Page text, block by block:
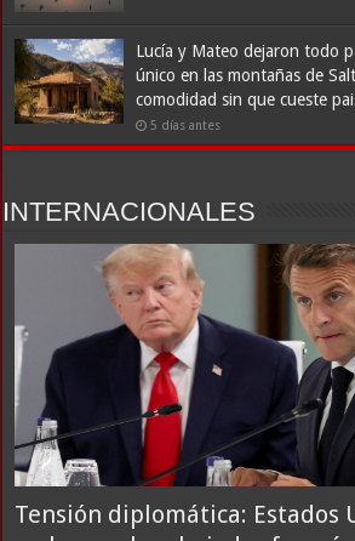
Lucía y Mateo dejaron todo
único en las montañas de
comodidad sin que cueste
5 días antes
INTERNACIONALES
Tensión diplomática: Estados